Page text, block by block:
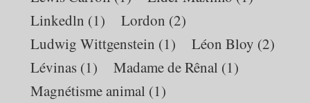
Linkedln (1) Lordon (2)
Ludwig Wittgenstein (1) Léon Bloy (2)
Lévinas (1) Madame de Rênal (1)
Magnétisme animal (1)